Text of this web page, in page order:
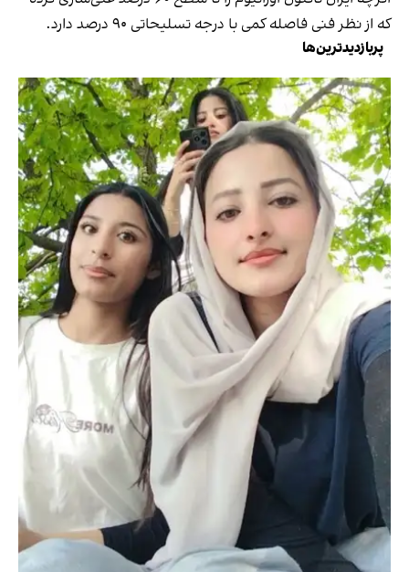
که از نظر فنی فاصله کمی با درجه تسلیحاتی ۹۰ درصد دارد.
پربازدیدترین‌ها